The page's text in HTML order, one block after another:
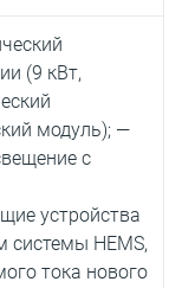
(9 кВт,
модуль); —
с
устройства
системы HEMS,
тока нового